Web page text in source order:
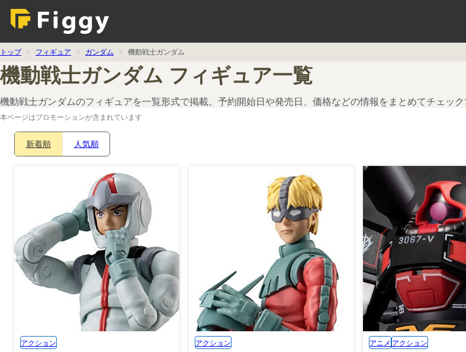
トップ フィギュア ガンダム 機動戦士ガンダム
機動戦士ガンダム フィギュア一覧
機動戦士ガンダムのフィギュアを一覧形式で掲載。予約開始日や発売日、価格などの情報をまとめてチェック
本ページはプロモーションが含まれています
新着順 人気順
アクション アクション アニメ アクション